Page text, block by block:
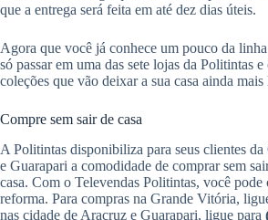
que a entrega será feita em até dez dias úteis.
Agora que você já conhece um pouco da
só passar em uma das sete lojas da Politintas
coleções que vão deixar a sua casa ainda
Compre sem sair de casa
A Politintas disponibiliza para seus clientes
e Guarapari a comodidade de comprar sem
casa. Com o Televendas Politintas, você pode
reforma. Para compras na Grande Vitória,
nas cidade de Aracruz e Guarapari, ligue para